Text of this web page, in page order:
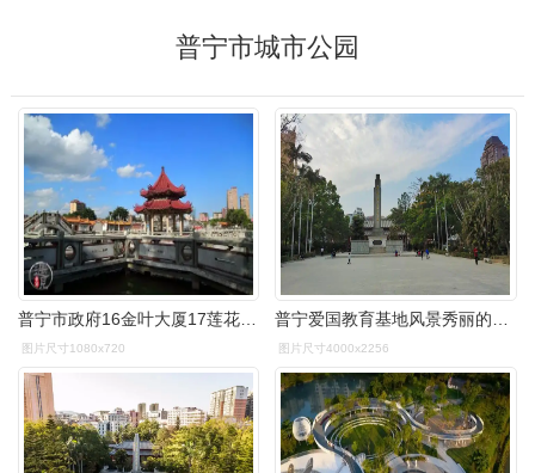
普宁市城市公园
图片尺寸1080x720 图片尺寸4000x2256